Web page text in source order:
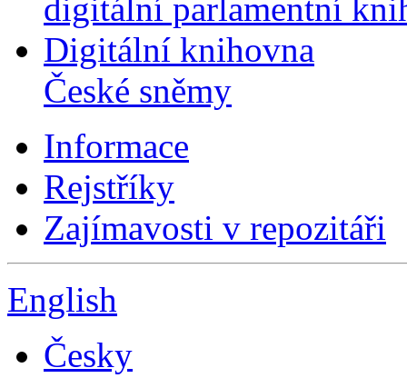
digitální parlamentní
Digitální knihovna
České sněmy
Informace
Rejstříky
Zajímavosti v repozitáři
English
Česky